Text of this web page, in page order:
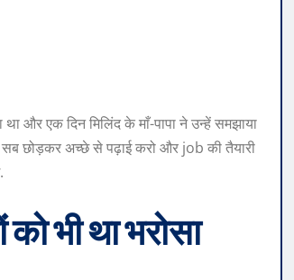
और एक दिन मिलिंद के माँ-पापा ने उन्हें समझाया
छोड़कर अच्छे से पढ़ाई करो और job की तैयारी
भी था भरोसा